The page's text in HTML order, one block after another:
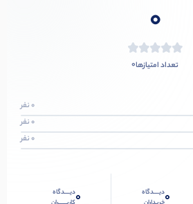
0
تعداد امتیازها0
0 نفر
0 نفر
0 نفر
0دیــــدگاه
0دیــــدگاه